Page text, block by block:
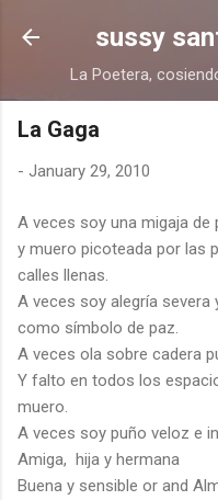
Skip
sussy
La Poetera,
La Gaga
- January 29, 2010
A veces soy una migaja de
y muero picoteada por las
calles llenas.
A veces soy alegría
como símbolo de paz.
A veces ola sobre cadera
Y falto en todos los
muero.
A veces soy puño veloz e
Amiga, hija y hermana
Buena y sensible or and